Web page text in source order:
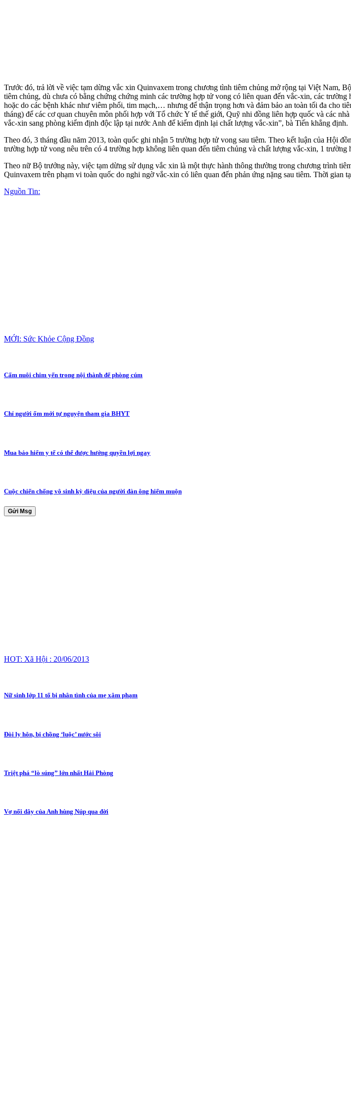
Trước đó, trả lời về việc tạm dừng vắc xin Quinvaxem trong chương tình tiêm chủng mở rộng tại Việt Nam,
tiêm chủng, dù chưa có bằng chứng chứng minh các trường hợp t‌ử von‌g có liên quan đến vắc-xin, các
hoặc do các bệnh khác như viêm phổi, tim mạch,… nhưng để thận trọng hơn và đảm bảo an toàn tối đa cho
tháng) để các cơ quan chuyên môn phối hợp với Tổ chức Y tế thế giới, Quỹ nhi đồng liên hợp quốc và các
vắc-xin sang phòng kiểm định độc lập tại nước Anh để kiểm định lại chất lượng vắc-xin”, bà Tiến khẳng định.
Theo đó, 3 tháng đầu năm 2013, toàn quốc ghi nhận 5 trường hợp tử vong sau tiêm. Theo kết luận của Hội
trường hợp t‌ử von‌g nêu trên có 4 trường hợp không liên quan đến tiêm chủng và chất lượng vắc-xin, 1 trường
Theo nữ Bộ trưởng này, việc tạm dừng sử dụng vắc xin là một thực hành thông thường trong chương trình
Quinvaxem trên phạm vi toàn quốc do nghi ngờ vắc-xin có liên quan đến phản ứng nặng sau tiêm. Thời gian
Nguồn Tin:
MỚI: Sức Khỏe Cộng Đồng
Cấm nuôi chim yến trong nội thành để phòng cúm
Chỉ người ốm mới tự nguyện tham gia BHYT
Mua bảo hiểm y tế có thể được hưởng quyền lợi ngay
Cuộc chiến chống vô sinh kỳ diệu của người đàn ông hiếm muộn
Gửi Msg
HOT: Xã Hội : 20/06/2013
Nữ sinh lớp 11 tố bị nhân tình của mẹ xâm phạm
Đòi ly hôn, bị chồng ‘luộc’ nước sôi
Triệt phá “lò súng” lớn nhất Hải Phòng
Vợ nối dây của Anh hùng Núp qua đời